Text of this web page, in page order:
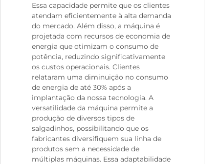
Essa capacidade permite que os clientes
atendam eficientemente à alta demanda
do mercado. Além disso, a máquina é
projetada com recursos de economia de
energia que otimizam o consumo de
potência, reduzindo significativamente
os custos operacionais. Clientes
relataram uma diminuição no consumo
de energia de até 30% após a
implantação da nossa tecnologia. A
versatilidade da máquina permite a
produção de diversos tipos de
salgadinhos, possibilitando que os
fabricantes diversifiquem sua linha de
produtos sem a necessidade de
múltiplas máquinas. Essa adaptabilidade